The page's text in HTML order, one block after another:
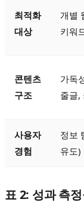
최적화
대상
개별
키워
콘텐츠
구조
가독
줄글,
사용자
경험
정보
유도)
표 2: 성과 측